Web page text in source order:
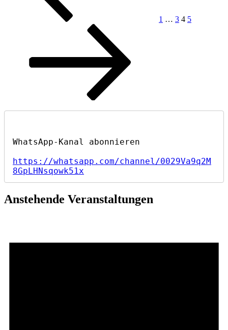
1 … 3 4 5
https://whatsapp.com/channel/0029Va9q2M
8GpLHNsqowk51x
Anstehende Veranstaltungen